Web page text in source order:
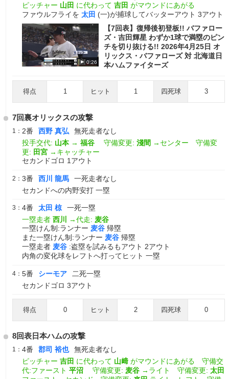
ピッチャー 山田 に代わって 吉田 がマウンドにあがる
ファウルフライを 太田 (一)が捕球してバッターアウト 3アウト
0:26
【7回表】復帰後初登板!! バファロー
ズ・吉田輝星 わずか1球で満塁のピン
チを切り抜ける!! 2026年4月25日 オ
リックス・バファローズ 対 北海道日
本ハムファイターズ
得点 1 ヒット 1 四死球 3
7回裏オリックスの攻撃
1： 2番 西野 真弘
無死走者なし
投手交代: 山本 → 福谷 守備変更: 淺間 →センター 守備変
更: 田宮 →キャッチャー
セカンドゴロ 1アウト
2： 3番 西川 龍馬
一死走者なし
セカンドへの内野安打 一塁
3： 4番 太田 椋
一死一塁
一塁走者 西川 →代走: 麦谷
一塁けん制:ランナー 麦谷 帰塁
また一塁けん制:ランナー 麦谷 帰塁
一塁走者 麦谷 :盗塁を試みるもアウト 2アウト
内角の変化球をレフトへ打ってヒット 一塁
4： 5番 シーモア
二死一塁
セカンドゴロ 3アウト
得点 0 ヒット 2 四死球 0
8回表日本ハムの攻撃
1： 4番 郡司 裕也
無死走者なし
ピッチャー 吉田 に代わって 山﨑 がマウンドにあがる 守備交
代:ファースト 平沼 守備変更: 麦谷 →ライト 守備変更: 太田